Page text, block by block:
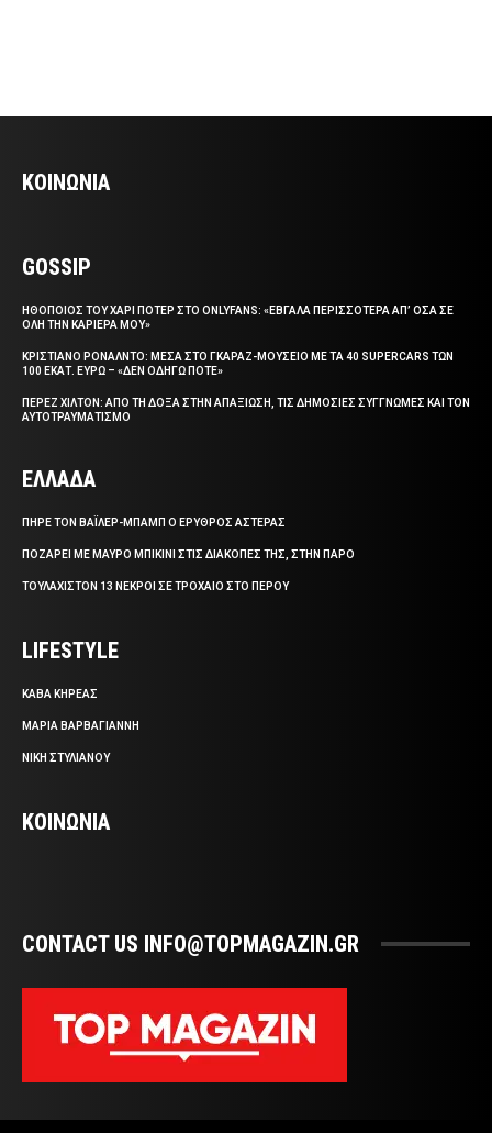
ΚΟΙΝΩΝΙΑ
GOSSIP
ΗΘΟΠΟΙΟΣ ΤΟΥ ΧΑΡΙ ΠΟΤΕΡ ΣΤΟ ONLYFANS: «ΕΒΓΑΛΑ ΠΕΡΙΣΣΟΤΕΡΑ ΑΠ’ ΟΣΑ ΣΕ
ΟΛΗ ΤΗΝ ΚΑΡΙΕΡΑ ΜΟΥ»
ΚΡΙΣΤΙΑΝΟ ΡΟΝΑΛΝΤΟ: ΜΕΣΑ ΣΤΟ ΓΚΑΡΑΖ-ΜΟΥΣΕΙΟ ΜΕ ΤΑ 40 SUPERCARS ΤΩΝ
100 ΕΚΑΤ. ΕΥΡΩ – «ΔΕΝ ΟΔΗΓΩ ΠΟΤΕ»
ΠΕΡΕΖ ΧΙΛΤΟΝ: ΑΠΟ ΤΗ ΔΟΞΑ ΣΤΗΝ ΑΠΑΞΙΩΣΗ, ΤΙΣ ΔΗΜΟΣΙΕΣ ΣΥΓΓΝΩΜΕΣ ΚΑΙ ΤΟΝ
ΑΥΤΟΤΡΑΥΜΑΤΙΣΜΟ
ΕΛΛΑΔΑ
ΠΗΡΕ ΤΟΝ ΒΑΪΛΕΡ-ΜΠΑΜΠ Ο ΕΡΥΘΡΟΣ ΑΣΤΕΡΑΣ
ΠΟΖΑΡΕΙ ΜΕ ΜΑΥΡΟ ΜΠΙΚΙΝΙ ΣΤΙΣ ΔΙΑΚΟΠΕΣ ΤΗΣ, ΣΤΗΝ ΠΑΡΟ
ΤΟΥΛΑΧΙΣΤΟΝ 13 ΝΕΚΡΟΙ ΣΕ ΤΡΟΧΑΙΟ ΣΤΟ ΠΕΡΟΥ
LIFESTYLE
ΚΑΒΑ ΚΗΡΕΑΣ
ΜΑΡΙΑ ΒΑΡΒΑΓΙΑΝΝΗ
ΝΙΚΗ ΣΤΥΛΙΑΝΟΥ
ΚΟΙΝΩΝΙΑ
CONTACT US INFO@TOPMAGAZIN.GR